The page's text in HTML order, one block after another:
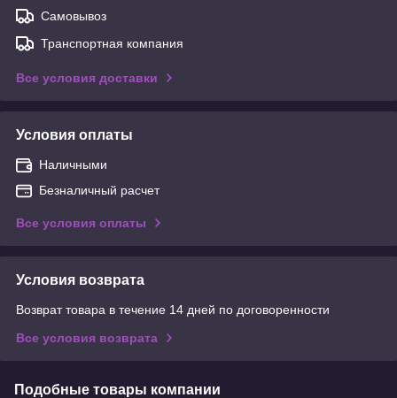
Самовывоз
Транспортная компания
Все условия доставки
Условия оплаты
Наличными
Безналичный расчет
Все условия оплаты
Условия возврата
Возврат товара в течение 14 дней по договоренности
Все условия возврата
Подобные товары компании